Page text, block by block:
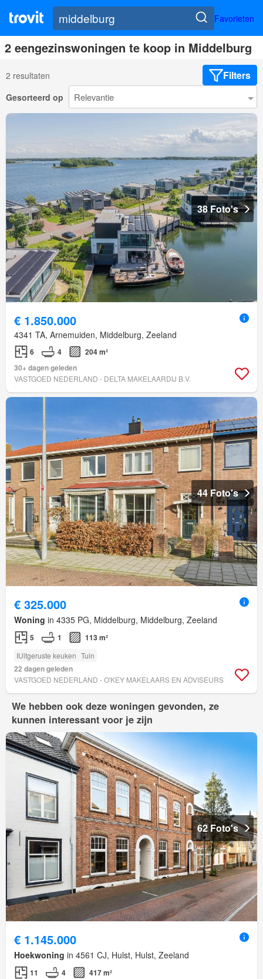
Favorieten
2 eengezinswoningen te koop in Middelburg
2 resultaten Filters
Gesorteerd op
38 Foto's
€ 1.850.000
4341 TA, Arnemuiden, Middelburg, Zeeland
6 4
204 m²
30+ dagen geleden
VASTGOED NEDERLAND - DELTA MAKELAARDIJ B.V.
44 Foto's
€ 325.000
Woning in 4335 PG, Middelburg, Middelburg, Zeeland
5 1 113 m²
IUitgeruste keuken Tuin
22 dagen geleden
VASTGOED NEDERLAND - O'KEY MAKELAARS EN ADVISEURS
We hebben ook deze woningen gevonden, ze
kunnen interessant voor je zijn
62 Foto's
€ 1.145.000
Hoekwoning in 4561 CJ, Hulst, Hulst, Zeeland
11 4 417 m²